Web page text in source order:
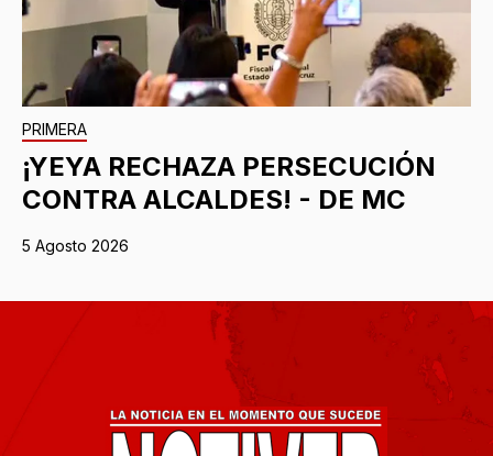
PRIMERA
¡YEYA RECHAZA PERSECUCIÓN
CONTRA ALCALDES! - DE MC
5 Agosto 2026